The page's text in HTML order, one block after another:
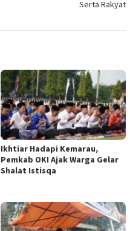
Serta Rakyat
Ikhtiar Hadapi Kemarau,
Pemkab OKI Ajak Warga Gelar
Shalat Istisqa